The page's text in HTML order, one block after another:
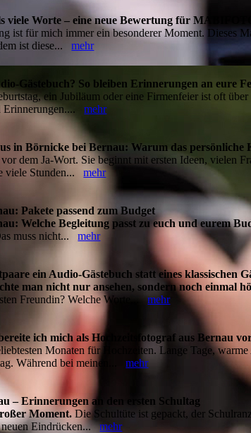
viele Worte – eine neue Bewertung für
ist für mich immer ein besonderer Moment.
ist diese...mehr
Gästebuch? So bleiben Erinnerungen an eure
ein Jubiläum oder eine Firmenfeier ist oft
Erinnerungen....mehr
in Börnicke bei Bernau: Warum das persönliche
dem Ja-Wort. Sie beginnt mit ersten Ideen, vielen
viele Stunden...mehr
Pakete passend zum Budget
Welche Begleitung passt zu euch und eurem
muss nicht...mehr
ein Audio-Gästebuch statt eines klassischen
man nicht nur ansehen, sondern noch einmal
Freundin? Welche Worte...mehr
ich mich als Hochzeitsfotograf aus Bernau
Monaten für Hochzeiten. Lange Tage,
Während bei meinen...mehr
– Erinnerungen an den ersten Schultag
Moment. Die Schultüte ist gepackt, der
neuen Eindrücken...mehr